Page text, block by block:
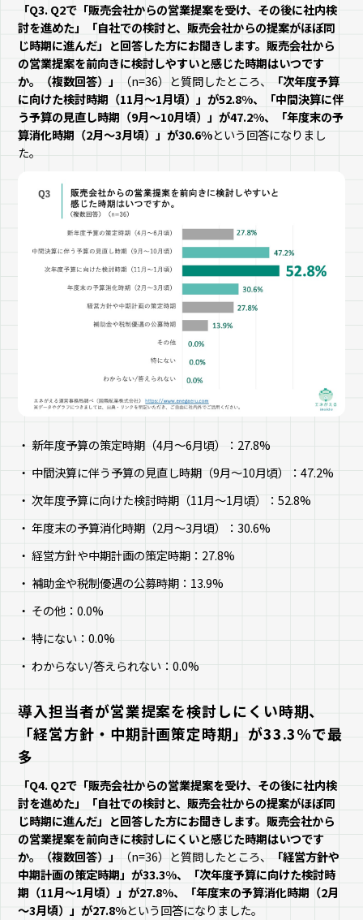
「Q3. Q2で「販売会社からの営業提案を受け、その後に社内検
討を進めた」「自社での検討と、販売会社からの提案がほぼ同
じ時期に進んだ」と回答した方にお聞きします。販売会社から
の営業提案を前向きに検討しやすいと感じた時期はいつです
か。（複数回答）」
（n=36）と質問したところ、
「次年度予算
に向けた検討時期（11月～1月頃）」が52.8%、「中間決算に伴
う予算の見直し時期（9月～10月頃）」が47.2%、「年度末の予
算消化時期（2月～3月頃）」が30.6%という回答になりまし
た。
新年度予算の策定時期（4月～6月頃）：27.8%
中間決算に伴う予算の見直し時期（9月～10月頃）：47.2%
次年度予算に向けた検討時期（11月～1月頃）：52.8%
年度末の予算消化時期（2月～3月頃）：30.6%
経営方針や中期計画の策定時期：27.8%
補助金や税制優遇の公募時期：13.9%
その他：0.0%
特にない：0.0%
わからない/答えられない：0.0%
導入担当者が営業提案を検討しにくい時期、
「経営方針・中期計画策定時期」が33.3%で最
多
「Q4. Q2で「販売会社からの営業提案を受け、その後に社内検
討を進めた」「自社での検討と、販売会社からの提案がほぼ同
じ時期に進んだ」と回答した方にお聞きします。販売会社から
の営業提案を前向きに検討しにくいと感じた時期はいつです
か。（複数回答）」
（n=36）と質問したところ、
「経営方針や
中期計画の策定時期」が33.3%、「次年度予算に向けた検討時
期（11月～1月頃）」が27.8%、「年度末の予算消化時期（2月
～3月頃）」が27.8%という回答になりました。